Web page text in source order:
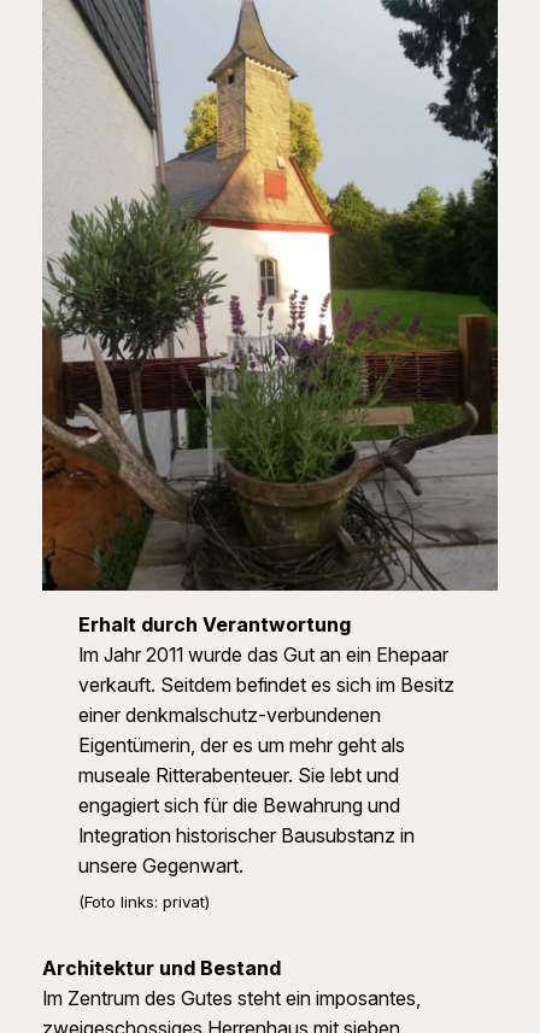
Erhalt durch Verantwortung
Im Jahr 2011 wurde das Gut an ein Ehepaar
verkauft. Seitdem befindet es sich im Besitz
einer denkmalschutz-verbundenen
Eigentümerin, der es um mehr geht als
museale Ritterabenteuer. Sie lebt und
engagiert sich für die Bewahrung und
Integration historischer Bausubstanz in
unsere Gegenwart.
(Foto links: privat)
Architektur und Bestand
Im Zentrum des Gutes steht ein imposantes,